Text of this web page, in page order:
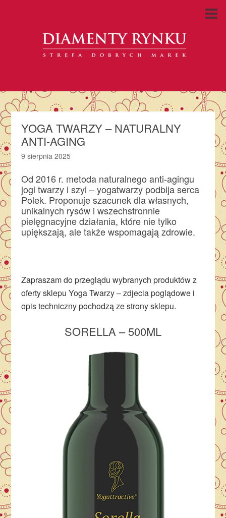
YOGA TWARZY – NATURALNY
ANTI-AGING
9 sierpnia 2025
Od 2016 r. metoda naturalnego anti-agingu
jogi twarzy i szyi – yogatwarzy podbija serca
Polek. Proponuje szacunek dla własnych,
unikalnych rysów i wszechstronnie
pielęgnacyjne działania, które nie tylko
upiększają, ale także wspomagają zdrowie.
Zapraszam do przeglądu wybranych produktów z
oferty sklepu Yoga Twarzy – zdjecia poglądowe i
opis techniczny pochodzą ze strony sklepu.
SORELLA – 500ML